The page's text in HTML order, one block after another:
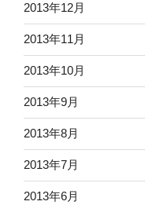
2013年12月
2013年11月
2013年10月
2013年9月
2013年8月
2013年7月
2013年6月